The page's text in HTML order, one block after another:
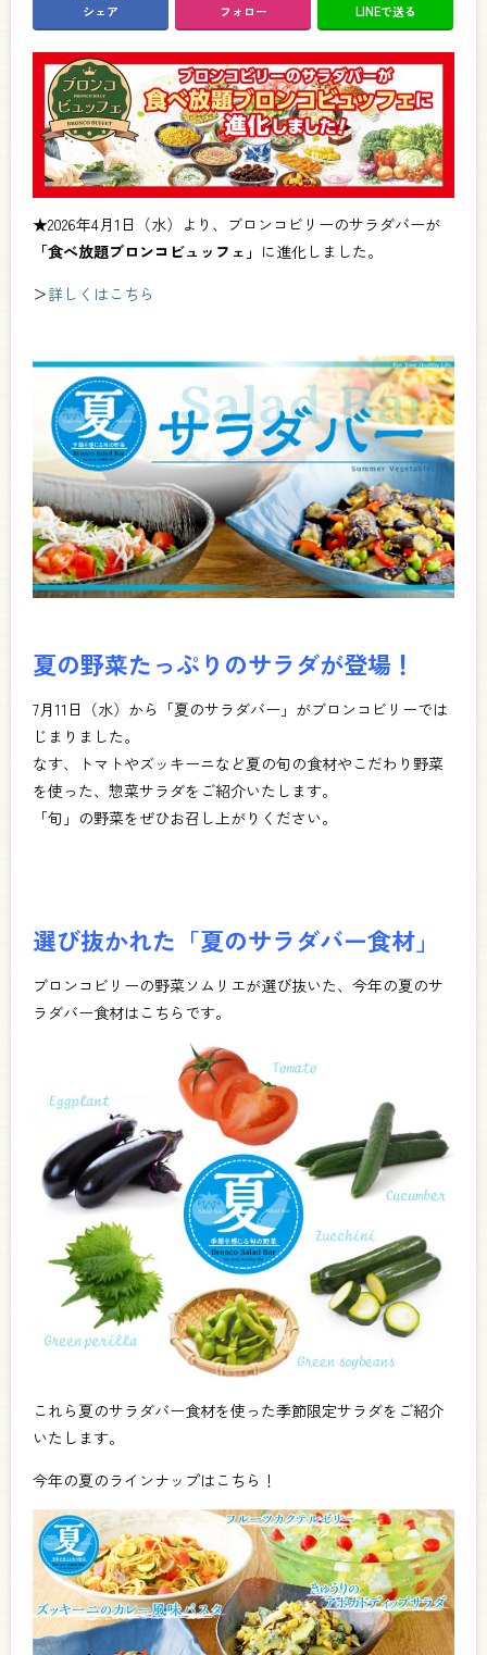
シェア フォロー LINEで送る
★2026年4月1日（水）より、ブロンコビリーのサラダバーが
「食べ放題ブロンコビュッフェ」 に進化しました。
＞詳しくはこちら
夏の野菜たっぷりのサラダが登場！
7月11日（水）から「夏のサラダバー」がブロンコビリーでは
じまりました。
なす、トマトやズッキーニなど夏の旬の食材やこだわり野菜
を使った、惣菜サラダをご紹介いたします。
「旬」の野菜をぜひお召し上がりください。
選び抜かれた「夏のサラダバー食材」
ブロンコビリーの野菜ソムリエが選び抜いた、今年の夏のサ
ラダバー食材はこちらです。
これら夏のサラダバー食材を使った季節限定サラダをご紹介
いたします。
今年の夏のラインナップはこちら！